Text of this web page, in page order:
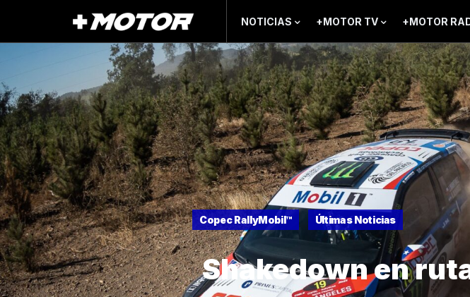
NOTICIAS +MOTOR TV +MOTOR
Copec RallyMobil™ Últimas Noticias
Shakedown en